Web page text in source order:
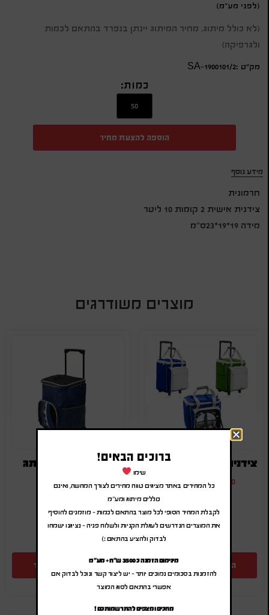
(לפני מע"מ)
(לא כולל מיתוג, מחיר המיתוג יינתן בנפרד בהתאם לכמות
ולגרפיקה)
מק״ט :SA-1900101/2
כמות:
הוספה להצעת מחיר
מידע נוסף
חרמונית
צידנית אישית 2 קומות 10 ליטר
מידה 19*19*23ס"מ
מוצרים משודרגים
צידנית טרולי עם כלים ל- 4 סועדים
₪ 270.00
הוספה להצעת מחיר
טרולי צידנית ממותג
(לפני מע"מ)
SA-9664
הוספה להצעת מחיר
ברוכים הבאים!
שימו
כל המחירים באתר מציגים טווח מחירים לצורך המחשה, ואינם
כוללים מיתוג ומע"מ
לקבלת המחיר הסופי לכל מוצר בהתאם לכמות – מוזמנים להוסיף
את המוצרים הנדרשים לעגלת הקניות ולשלוח פניה – נציגנו ישמחו
לבדוק ולהציע בהתאם :)
מינימום הזמנה כ 3500 ש"ח + מע"מ
להזמנות בסכומים נמוכים יותר – יש ליצור קשר ונוכל לבדוק אם
אפשרי בהתאם לסוג המוצר
מחכים ומצפים להתרשמותכם !